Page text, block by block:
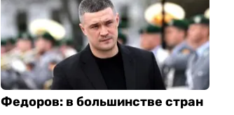
Федоров: в большинстве стран